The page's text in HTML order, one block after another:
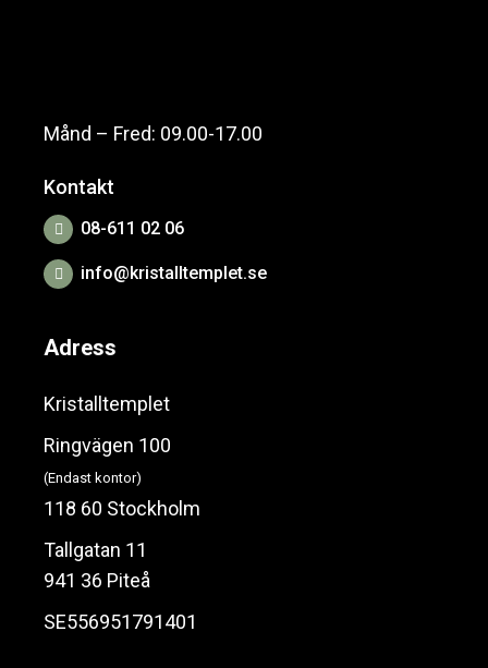
Månd – Fred: 09.00-17.00
Kontakt
08-611 02 06
info@kristalltemplet.se
Adress
Kristalltemplet
Ringvägen 100
(Endast kontor)
118 60 Stockholm
Tallgatan 11
941 36 Piteå
SE556951791401